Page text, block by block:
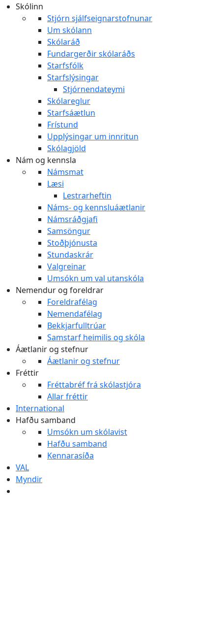
Skólinn
Stjórn sjálfseignarstofnunar
Um skólann
Skólaráð
Fundargerðir skólaráðs
Starfsfólk
Starfslýsingar
Stjórnendateymi
Skólareglur
Starfsáætlun
Frístund
Upplýsingar um innritun
Skólagjöld
Nám og kennsla
Námsmat
Læsi
Lestrarheftin
Náms- og kennsluáætlanir
Námsráðgjafi
Samsöngur
Stoðþjónusta
Stundaskrár
Valgreinar
Umsókn um val utanskóla
Nemendur og foreldrar
Foreldrafélag
Nemendafélag
Bekkjarfulltrúar
Samstarf heimilis og skóla
Áætlanir og stefnur
Áætlanir og stefnur
Fréttir
Fréttabréf frá skólastjóra
Allar fréttir
International
Hafðu samband
Umsókn um skólavist
Hafðu samband
Kennarasíða
VAL
Myndir